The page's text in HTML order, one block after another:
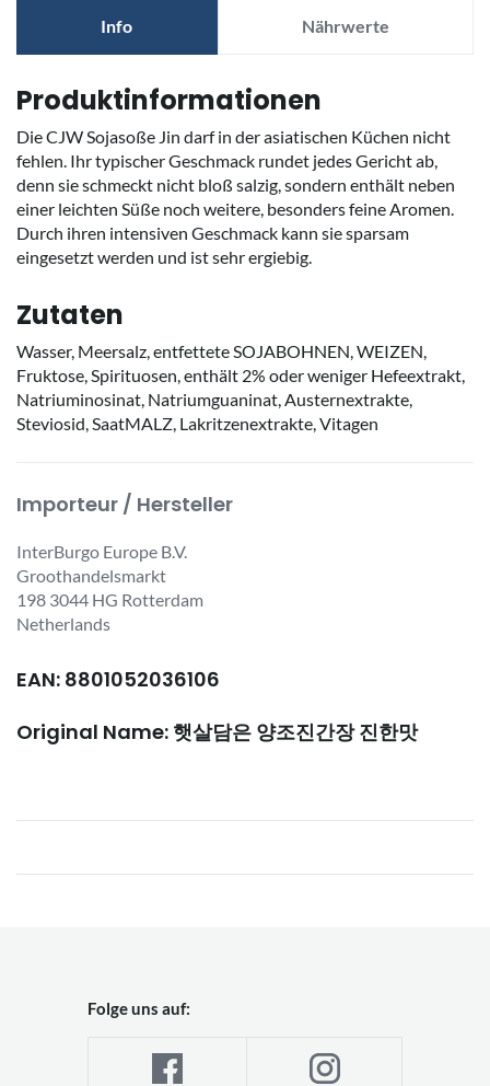
Info Nährwerte
Produktinformationen
Die CJW Sojasoße Jin darf in der asiatischen Küchen nicht
fehlen. Ihr typischer Geschmack rundet jedes Gericht ab,
denn sie schmeckt nicht bloß salzig, sondern enthält neben
einer leichten Süße noch weitere, besonders feine Aromen.
Durch ihren intensiven Geschmack kann sie sparsam
eingesetzt werden und ist sehr ergiebig.
Zutaten
Wasser, Meersalz, entfettete SOJABOHNEN, WEIZEN,
Fruktose, Spirituosen, enthält 2% oder weniger Hefeextrakt,
Natriuminosinat, Natriumguaninat, Austernextrakte,
Steviosid, SaatMALZ, Lakritzenextrakte, Vitagen
Importeur / Hersteller
InterBurgo Europe B.V.
Groothandelsmarkt
198 3044 HG Rotterdam
Netherlands
EAN: 8801052036106
Original Name: 햇살담은 양조진간장 진한맛
Folge uns auf: